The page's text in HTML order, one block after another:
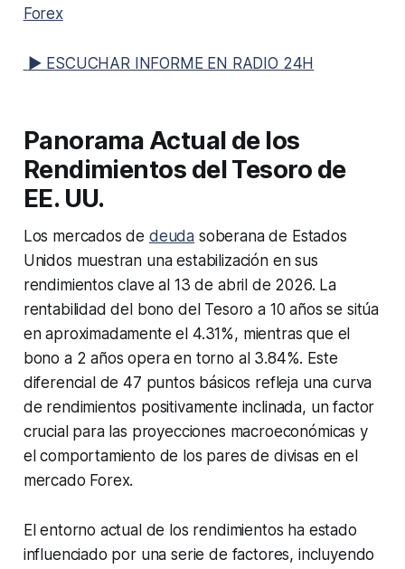
Forex
▶ ESCUCHAR INFORME EN RADIO 24H
Panorama Actual de los
Rendimientos del Tesoro de
EE. UU.
Los mercados de deuda soberana de Estados
Unidos muestran una estabilización en sus
rendimientos clave al 13 de abril de 2026. La
rentabilidad del bono del Tesoro a 10 años se sitúa
en aproximadamente el 4.31%, mientras que el
bono a 2 años opera en torno al 3.84%. Este
diferencial de 47 puntos básicos refleja una curva
de rendimientos positivamente inclinada, un factor
crucial para las proyecciones macroeconómicas y
el comportamiento de los pares de divisas en el
mercado Forex.
El entorno actual de los rendimientos ha estado
influenciado por una serie de factores, incluyendo